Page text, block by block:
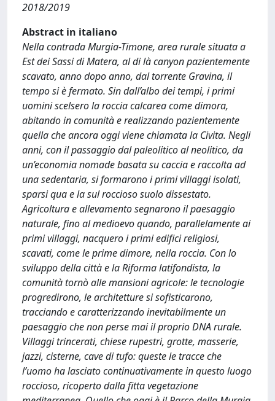
2018/2019
Abstract in italiano
Nella contrada Murgia-Timone, area rurale situata a
Est dei Sassi di Matera, al di là canyon pazientemente
scavato, anno dopo anno, dal torrente Gravina, il
tempo si è fermato. Sin dall’albo dei tempi, i primi
uomini scelsero la roccia calcarea come dimora,
abitando in comunità e realizzando pazientemente
quella che ancora oggi viene chiamata la Civita. Negli
anni, con il passaggio dal paleolitico al neolitico, da
un’economia nomade basata su caccia e raccolta ad
una sedentaria, si formarono i primi villaggi isolati,
sparsi qua e la sul roccioso suolo dissestato.
Agricoltura e allevamento segnarono il paesaggio
naturale, fino al medioevo quando, parallelamente ai
primi villaggi, nacquero i primi edifici religiosi,
scavati, come le prime dimore, nella roccia. Con lo
sviluppo della città e la Riforma latifondista, la
comunità tornò alle mansioni agricole: le tecnologie
progredirono, le architetture si sofisticarono,
tracciando e caratterizzando inevitabilmente un
paesaggio che non perse mai il proprio DNA rurale.
Villaggi trincerati, chiese rupestri, grotte, masserie,
jazzi, cisterne, cave di tufo: queste le tracce che
l’uomo ha lasciato continuativamente in questo luogo
roccioso, ricoperto dalla fitta vegetazione